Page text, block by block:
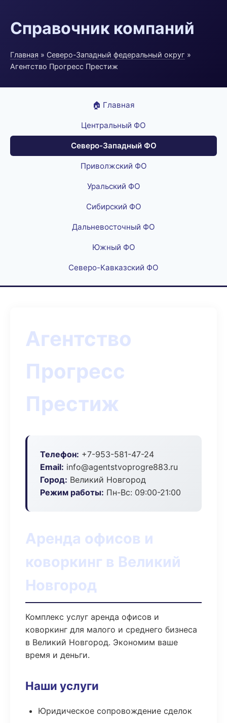
Справочник компаний
Главная » Северо-Западный федеральный округ »
Агентство Прогресс Престиж
🏠 Главная
Центральный ФО
Северо-Западный ФО
Приволжский ФО
Уральский ФО
Сибирский ФО
Дальневосточный ФО
Южный ФО
Северо-Кавказский ФО
Агентство
Прогресс
Престиж
Телефон: +7-953-581-47-24
Email: info@agentstvoprogre883.ru
Город: Великий Новгород
Режим работы: Пн-Вс: 09:00-21:00
Аренда офисов и
коворкинг в Великий
Новгород
Комплекс услуг аренда офисов и
коворкинг для малого и среднего бизнеса
в Великий Новгород. Экономим ваше
время и деньги.
Наши услуги
Юридическое сопровождение сделок